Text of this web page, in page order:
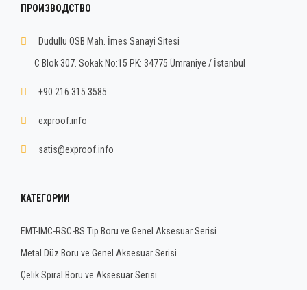
ПРОИЗВОДСТВО
Dudullu OSB Mah. İmes Sanayi Sitesi
C Blok 307. Sokak No:15 PK: 34775 Ümraniye / İstanbul
+90 216 315 3585
exproof.info
satis@exproof.info
КАТЕГОРИИ
EMT-IMC-RSC-BS Tip Boru ve Genel Aksesuar Serisi
Metal Düz Boru ve Genel Aksesuar Serisi
Çelik Spiral Boru ve Aksesuar Serisi